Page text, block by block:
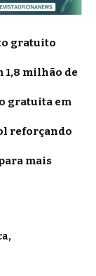
gratuito
1,8 milhão de
gratuita em
reforçando
mais